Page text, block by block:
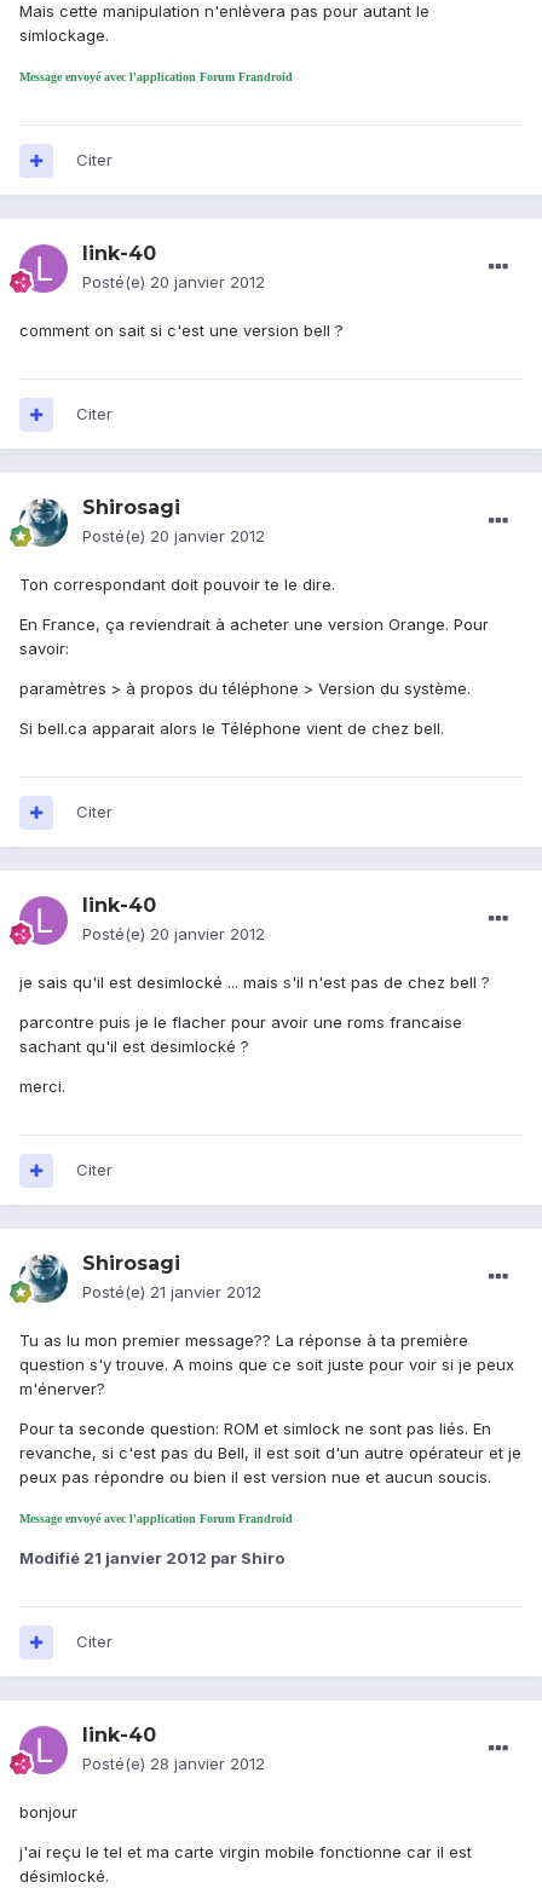
Mais cette manipulation n'enlèvera pas pour autant le
simlockage.
Message envoyé avec l'application Forum Frandroid
Citer
link-40
Posté(e) 20 janvier 2012
comment on sait si c'est une version bell ?
Citer
Shirosagi
Posté(e) 20 janvier 2012
Ton correspondant doit pouvoir te le dire.
En France, ça reviendrait à acheter une version Orange. Pour
savoir:
paramètres > à propos du téléphone > Version du système.
Si bell.ca apparait alors le Téléphone vient de chez bell.
Citer
link-40
Posté(e) 20 janvier 2012
je sais qu'il est desimlocké ... mais s'il n'est pas de chez bell ?
parcontre puis je le flacher pour avoir une roms francaise
sachant qu'il est desimlocké ?
merci.
Citer
Shirosagi
Posté(e) 21 janvier 2012
Tu as lu mon premier message?? La réponse à ta première
question s'y trouve. A moins que ce soit juste pour voir si je peux
m'énerver?
Pour ta seconde question: ROM et simlock ne sont pas liés. En
revanche, si c'est pas du Bell, il est soit d'un autre opérateur et je
peux pas répondre ou bien il est version nue et aucun soucis.
Message envoyé avec l'application Forum Frandroid
Modifié 21 janvier 2012 par Shiro
Citer
link-40
Posté(e) 28 janvier 2012
bonjour
j'ai reçu le tel et ma carte virgin mobile fonctionne car il est
désimlocké.